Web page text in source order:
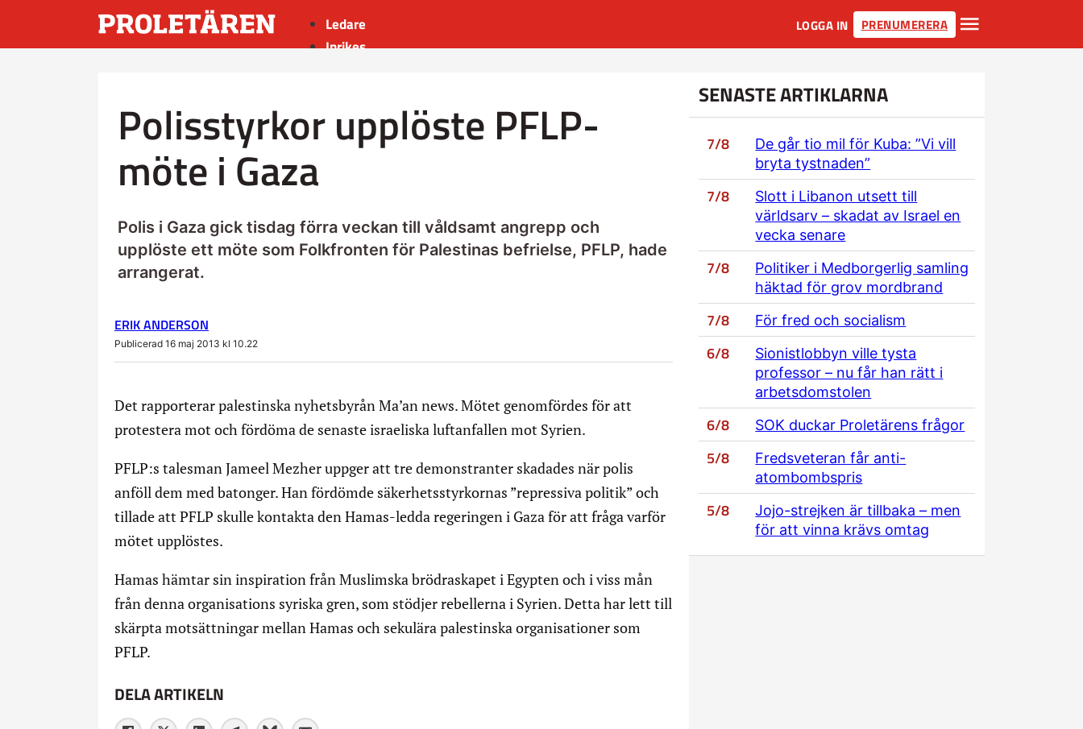
Ledare
Inrikes
Sport
Insänt
LOGGA IN PRENUMERERA
Polisstyrkor upplöste PFLP-
möte i Gaza
Polis i Gaza gick tisdag förra veckan till våldsamt angrepp och
upplöste ett möte som Folkfronten för Palestinas befrielse, PFLP, hade
arrangerat.
ERIK ANDERSON
Publicerad 16 maj 2013 kl 10.22
Det rapporterar palestinska nyhetsbyrån Ma’an news. Mötet genomfördes för att
protestera mot och fördöma de senaste israeliska luftanfallen mot Syrien.
PFLP:s talesman Jameel Mezher uppger att tre demonstranter skadades när polis
anföll dem med batonger. Han fördömde säkerhetsstyrkornas ”repressiva politik” och
tillade att PFLP skulle kontakta den Hamas-ledda regeringen i Gaza för att fråga varför
mötet upplöstes.
Hamas hämtar sin inspiration från Muslimska brödraskapet i Egypten och i viss mån
från denna organisations syriska gren, som stödjer rebellerna i Syrien. Detta har lett till
skärpta motsättningar mellan Hamas och sekulära palestinska organisationer som
PFLP.
DELA ARTIKELN
SENASTE ARTIKLARNA
7/8
De går tio mil för Kuba: ”Vi vill
bryta tystnaden”
7/8
Slott i Libanon utsett till
världsarv – skadat av Israel en
vecka senare
7/8
Politiker i Medborgerlig samling
häktad för grov mordbrand
7/8 För fred och socialism
6/8
Sionistlobbyn ville tysta
professor – nu får han rätt i
arbetsdomstolen
6/8 SOK duckar Proletärens frågor
5/8
Fredsveteran får anti-
atombombspris
5/8
Jojo-strejken är tillbaka – men
för att vinna krävs omtag